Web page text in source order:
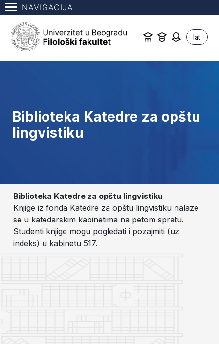
NAVIGACIJA
lat
Biblioteka Katedre za opštu
lingvistiku
Biblioteka Katedre za opštu lingvistiku
Knjige iz fonda Katedre za opštu lingvistiku nalaze
se u katedarskim kabinetima na petom spratu.
Studenti knjige mogu pogledati i pozajmiti (uz
indeks) u kabinetu 517.